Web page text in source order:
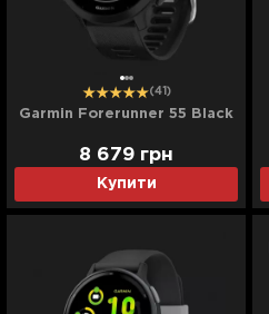
(41)
Garmin Forerunner 55 Black
Купити
8 679 грн